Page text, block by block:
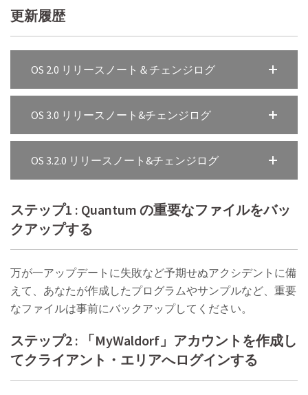
更新履歴
OS 2.0 リリースノート＆チェンジログ
OS 3.0 リリースノート&チェンジログ
OS 3.2.0 リリースノート&チェンジログ
ステップ1 : Quantum の重要なファイルをバッ
クアップする
万が一アップデートに失敗など予期せぬアクシデントに備
えて、あなたが作成したプログラムやサンプルなど、重要
なファイルは事前にバックアップしてください。
ステップ2 : 「MyWaldorf」アカウントを作成し
てクライアント・エリアへログインする